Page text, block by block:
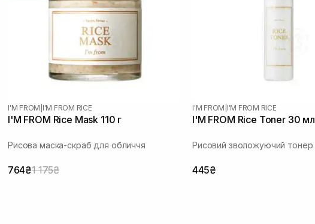
I'M FROM I'M FROM RICE
I'M FROM Rice Mask 110 г
Рисова маска-скраб для обличчя
764₴1 175₴
I'M FROM I'M FROM RICE
I'M FROM Rice Toner 30 мл
Рисовий зволожуючий тонер
445₴